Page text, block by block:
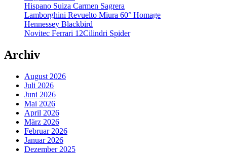
Hispano Suiza Carmen Sagrera
Lamborghini Revuelto Miura 60° Homage
Hennessey Blackbird
Novitec Ferrari 12Cilindri Spider
Archiv
August 2026
Juli 2026
Juni 2026
Mai 2026
April 2026
März 2026
Februar 2026
Januar 2026
Dezember 2025